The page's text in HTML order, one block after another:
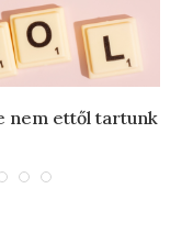
nem ettől tartunk